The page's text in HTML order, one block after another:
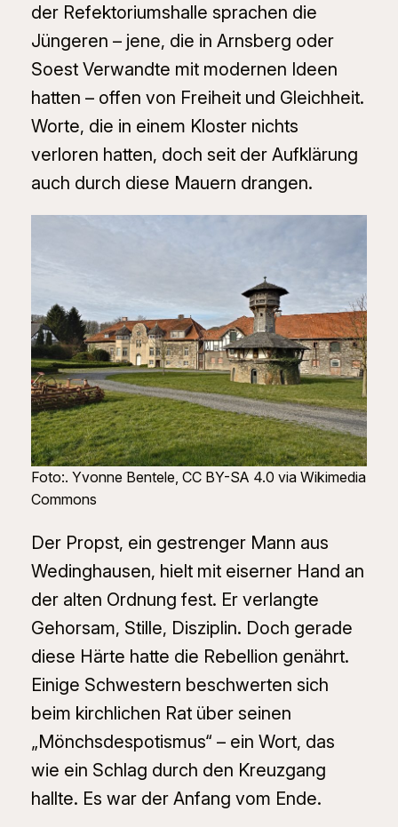
der Refektoriumshalle sprachen die
Jüngeren – jene, die in Arnsberg oder
Soest Verwandte mit modernen Ideen
hatten – offen von Freiheitund Gleichheit.
Worte, die in einem Kloster nichts
verloren hatten, doch seit der Aufklärung
auch durch diese Mauern drangen.
Foto:. Yvonne Bentele, CC BY-SA 4.0 via Wikimedia
Commons
Der Propst, ein gestrenger Mann aus
Wedinghausen, hielt mit eiserner Hand an
der alten Ordnung fest. Er verlangte
Gehorsam, Stille, Disziplin. Doch gerade
diese Härte hatte die Rebellion genährt.
Einige Schwestern beschwerten sich
beim kirchlichen Rat über seinen
„Mönchsdespotismus“ – ein Wort, das
wie ein Schlag durch den Kreuzgang
hallte. Es war der Anfang vom Ende.